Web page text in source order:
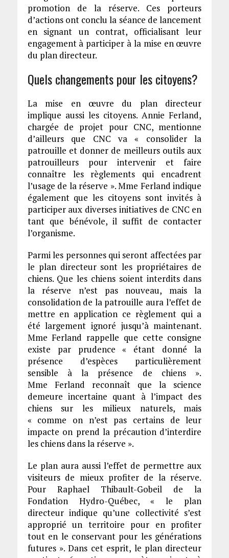
promotion de la réserve. Ces porteurs
d’actions ont conclu la séance de lancement
en signant un contrat, officialisant leur
engagement à participer à la mise en œuvre
du plan directeur.
Quels changements pour les citoyens?
La mise en œuvre du plan directeur
implique aussi les citoyens. Annie Ferland,
chargée de projet pour CNC, mentionne
d’ailleurs que CNC va « consolider la
patrouille et donner de meilleurs outils aux
patrouilleurs pour intervenir et faire
connaître les règlements qui encadrent
l’usage de la réserve ». Mme Ferland indique
également que les citoyens sont invités à
participer aux diverses initiatives de CNC en
tant que bénévole, il suffit de contacter
l’organisme.
Parmi les personnes qui seront affectées par
le plan directeur sont les propriétaires de
chiens. Que les chiens soient interdits dans
la réserve n’est pas nouveau, mais la
consolidation de la patrouille aura l’effet de
mettre en application ce règlement qui a
été largement ignoré jusqu’à maintenant.
Mme Ferland rappelle que cette consigne
existe par prudence « étant donné la
présence d’espèces particulièrement
sensible à la présence de chiens ».
Mme Ferland reconnaît que la science
demeure incertaine quant à l’impact des
chiens sur les milieux naturels, mais
« comme on n’est pas certains de leur
impacte on prend la précaution d’interdire
les chiens dans la réserve ».
Le plan aura aussi l’effet de permettre aux
visiteurs de mieux profiter de la réserve.
Pour Raphael Thibault-Gobeil de la
Fondation Hydro-Québec, « le plan
directeur indique qu’une collectivité s’est
approprié un territoire pour en profiter
tout en le conservant pour les générations
futures ». Dans cet esprit, le plan directeur